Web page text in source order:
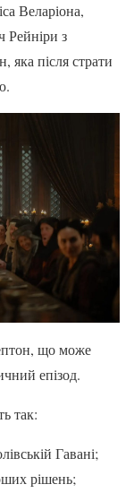
Веларіона,
Рейніри з
яка після страти
що може
епізод.
так:
Гавані;
рішень;